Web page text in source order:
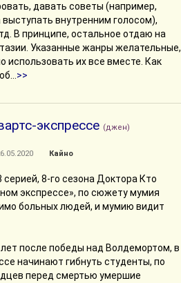
давать советы (например,
внутренним голосом),
В принципе, остальное отдаю на
Указанные жанры желательные,
использовать их все вместе. Как
>>
экспрессе (джен)
Кайно
серией, 8-го сезона Доктора Кто
экспрессе», по сюжету мумия
больных людей, и мумию видит
после победы над Волдемортом, в
начинают гибнуть студенты, по
перед смертью умершие